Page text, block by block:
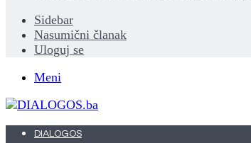
Sidebar
Nasumični članak
Uloguj se
Meni
DIALOGOS